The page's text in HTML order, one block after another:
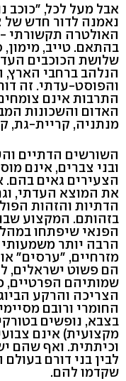
אבל מעל לכל, "כוכב
נאמנה לדור חדש של
האולטרה תקשורתי -
בהתאם. טייב, מימון,
שלושת הכוכבים
הנלהב ברחבי הארץ,
והפוסט-עדתי. זה
התרבות אינם
האדום והשכונות
מנתניה, קריית-גת,
השורשים הדתיים
ובני צברים, אינם
הצעירים גאים בהם.
את המוצא העדתי,
הדתיות והזהות
בזהותם. המקצוע
הפנאי שיפתחו
הרבה יותר
מזרחיים, "ערסים" או
הם פשוט ישראלים,
שמותיהם הפרטיים,
הצריכה והרקע
החומרי ורובם
בצבא, נופשים
מקצועית) אינם
וכיתתית. ואף שהם
לבין בני דורם
שקדמו להם.